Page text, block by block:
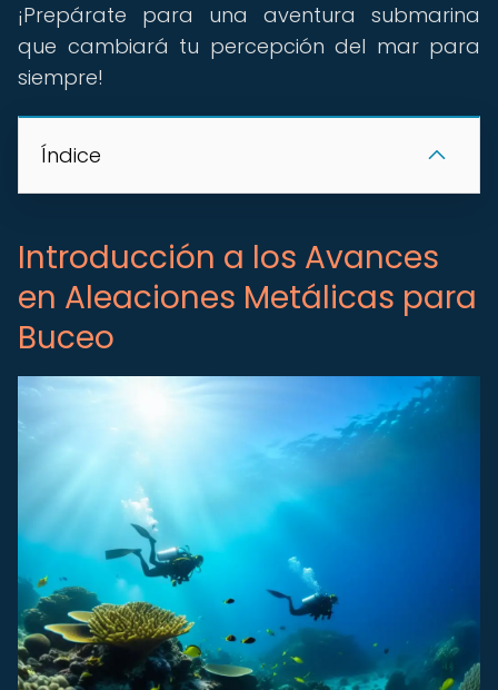
¡Prepárate para una aventura submarina
que cambiará tu percepción del mar para
siempre!
Índice
Introducción a los Avances
en Aleaciones Metálicas para
Buceo